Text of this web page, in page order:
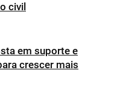
civil
em suporte e
crescer mais